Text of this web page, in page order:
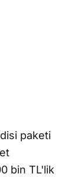
paketi
bin TL'lik